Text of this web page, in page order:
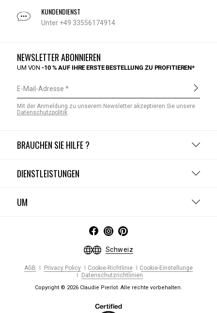
KUNDENDIENST
Unter +49 33556174914
BRAUCHEN SIE HILFE ?
DIENSTLEISTUNGEN
UM
NEWSLETTER ABONNIEREN
UM VON-10 % AUF IHRE ERSTE BESTELLUNG ZU PROFITIEREN*
E-Mail-Adresse
Mit der Anmeldung zu unserem Newsletter akzeptieren Sie unsere
Datenschutzpolitik
Schweiz
AGB Privacy Policy Cookie-Richtlinie
Cookie-Einstellunge
Datenschutzrichtlinien
Copyright © 2026 Claudie Pierlot. Alle rechte vorbehalten.